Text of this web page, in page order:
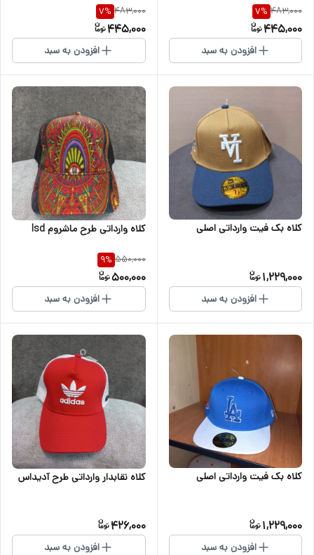
483,000
7%
445,000
افزودن به سبد
483,000
7%
445,000
افزودن به سبد
کلاه بک فیت وارداتی اصلی
1,229,000
افزودن به سبد
کلاه وارداتی طرح ماشروم lsd
550,000
9%
500,000
افزودن به سبد
کلاه بک فیت وارداتی اصلی
1,229,000
افزودن به سبد
کلاه نقابدار وارداتی طرح آدیداس
426,000
افزودن به سبد